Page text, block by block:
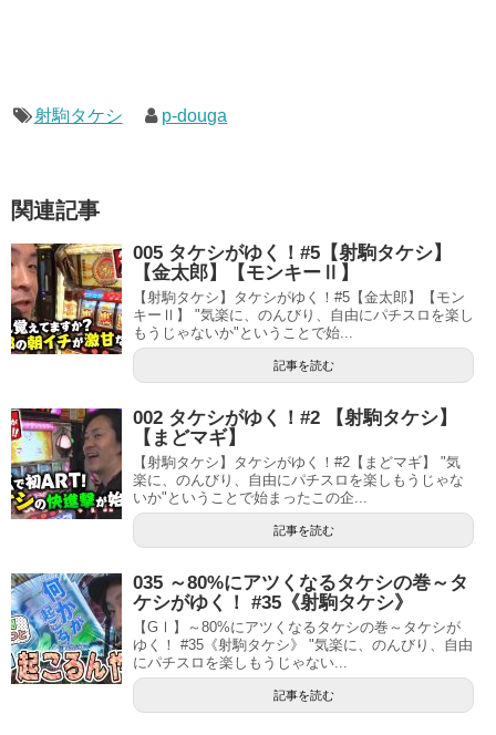
射駒タケシ p-douga
関連記事
005 タケシがゆく！#5【射駒タケシ】
【金太郎】【モンキーⅡ】
【射駒タケシ】タケシがゆく！#5【金太郎】【モン
キーⅡ】 "気楽に、のんびり、自由にパチスロを楽し
もうじゃないか"ということで始...
記事を読む
002 タケシがゆく！#2 【射駒タケシ】
【まどマギ】
【射駒タケシ】タケシがゆく！#2【まどマギ】 "気
楽に、のんびり、自由にパチスロを楽しもうじゃな
いか"ということで始まったこの企...
記事を読む
035 ～80%にアツくなるタケシの巻～タ
ケシがゆく！ #35《射駒タケシ》
【GⅠ】～80%にアツくなるタケシの巻～タケシが
ゆく！ #35《射駒タケシ》 "気楽に、のんびり、自由
にパチスロを楽しもうじゃない...
記事を読む